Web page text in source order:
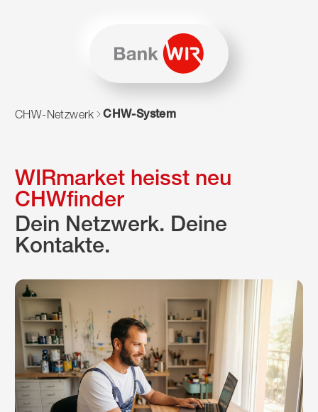
Zum Navigieren dieser Seite wird JavaScript benötigt.
CHW-Netzwerk CHW-System
WIRmarket heisst neu
CHWfinder
Dein Netzwerk. Deine
Kontakte.